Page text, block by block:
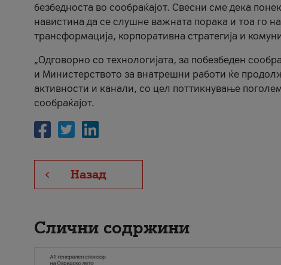
безбедноста во сообраќајот. Свесни сме дека
навистина да се слушне важната порака и тоа го
трансформација, корпоративна стратегија и
„Одговорно со технологијата, за побезбеден
и Министерството за внатрешни работи ќе
активности и канали, со цел поттикнување
сообраќајот.
Назад
Слични содржини